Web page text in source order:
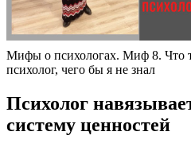
Мифы о психологах. Миф 8. Что
психолог, чего бы я не знал
Психолог
систему ценностей